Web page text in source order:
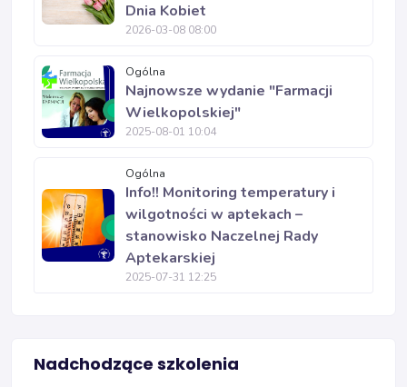
Dnia Kobiet
2026-03-08 08:00
Ogólna
Najnowsze wydanie "Farmacji
Wielkopolskiej"
2025-08-01 10:04
Ogólna
Info!! Monitoring temperatury i
wilgotności w aptekach –
stanowisko Naczelnej Rady
Aptekarskiej
2025-07-31 12:25
Nadchodzące szkolenia